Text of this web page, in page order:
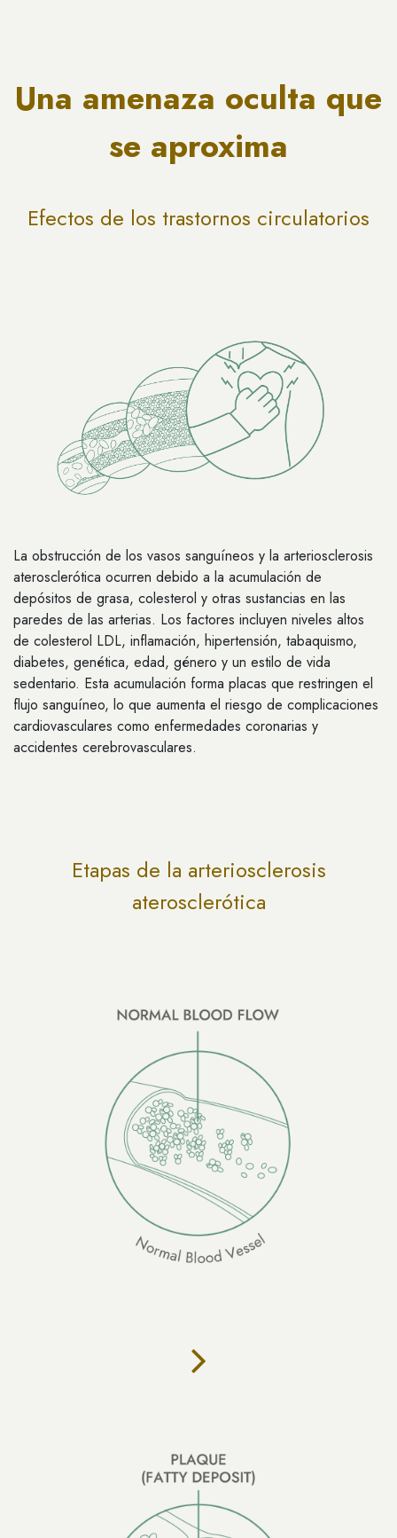
Una amenaza oculta que
se aproxima
Efectos de los trastornos circulatorios
La obstrucción de los vasos sanguíneos y la arteriosclerosis
aterosclerótica ocurren debido a la acumulación de
depósitos de grasa, colesterol y otras sustancias en las
paredes de las arterias. Los factores incluyen niveles altos
de colesterol LDL, inflamación, hipertensión, tabaquismo,
diabetes, genética, edad, género y un estilo de vida
sedentario. Esta acumulación forma placas que restringen el
flujo sanguíneo, lo que aumenta el riesgo de complicaciones
cardiovasculares como enfermedades coronarias y
accidentes cerebrovasculares.
Etapas de la arteriosclerosis
aterosclerótica